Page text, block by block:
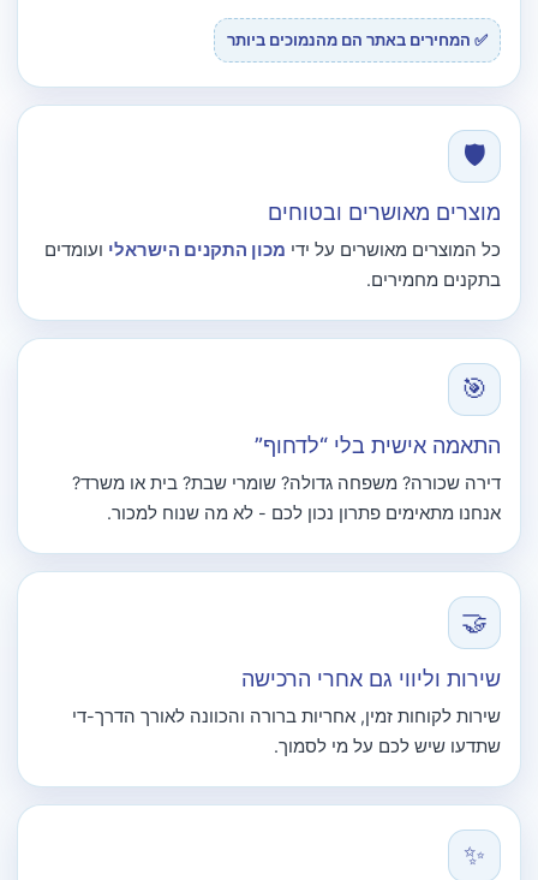
✅ המחירים באתר הם מהנמוכים ביותר
🛡️
מוצרים מאושרים ובטוחים
כל המוצרים מאושרים על ידי מכון התקנים הישראלי ועומדים
בתקנים מחמירים.
🎯
התאמה אישית בלי “לדחוף”
דירה שכורה? משפחה גדולה? שומרי שבת? בית או משרד?
אנחנו מתאימים פתרון נכון לכם - לא מה שנוח למכור.
🤝
שירות וליווי גם אחרי הרכישה
שירות לקוחות זמין, אחריות ברורה והכוונה לאורך הדרך-די
שתדעו שיש לכם על מי לסמוך.
✨